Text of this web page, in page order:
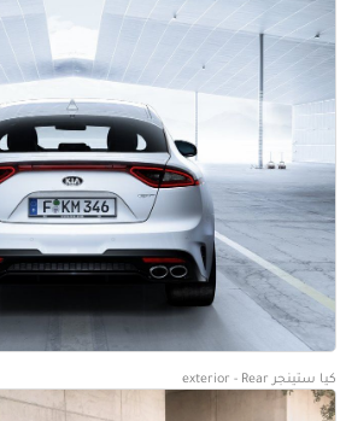
كيا ستينجر exterior - Rear